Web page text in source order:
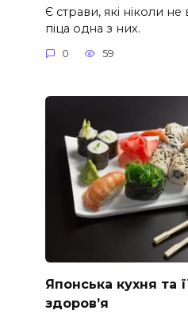
Є страви, які ніколи не
піца одна з них.
0 59
Японська кухня та
здоров’я